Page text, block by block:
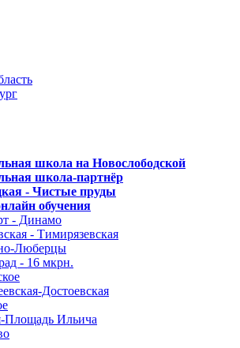
школа на Новослободской
школа-партнёр
- Чистые пруды
обучения
- Динамо
- Тимирязевская
Люберцы
- 16 мкрн.
Достоевская
Площадь Ильича